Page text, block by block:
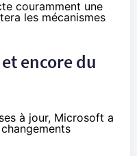
couramment une
les mécanismes
encore du
à jour, Microsoft a